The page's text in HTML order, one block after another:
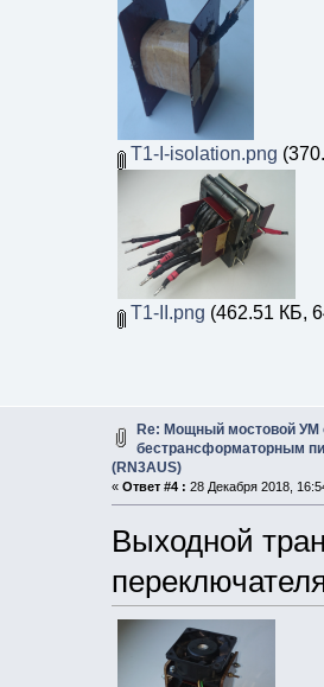
T1-I-isolation.png
T1-II.png (462.51 КБ,
Re: Мощный мостовой УМ
бестрансформаторным
(RN3AUS)
« Ответ #4 : 28 Декабря 2018,
Выходной